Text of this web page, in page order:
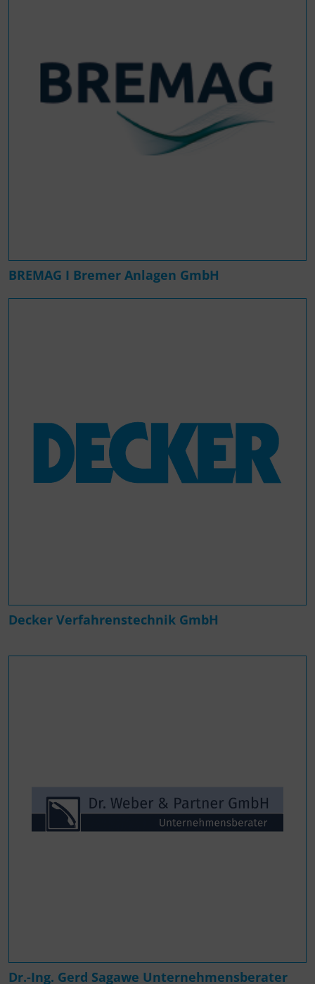
BREMAG I Bremer Anlagen GmbH
Decker Verfahrenstechnik GmbH
Dr.-Ing. Gerd Sagawe Unternehmensberater